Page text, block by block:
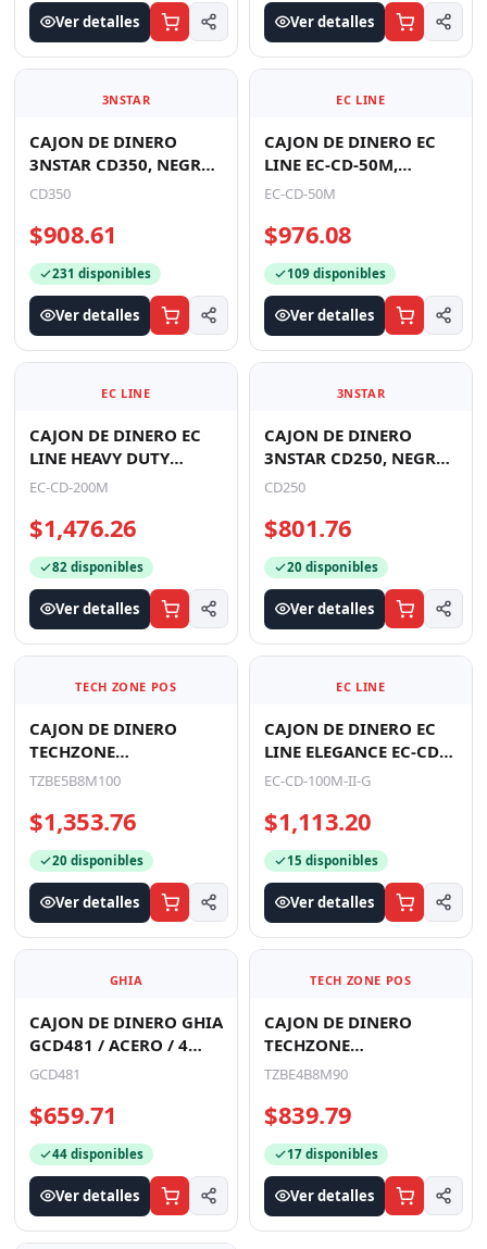
Ver detalles Ver detalles
3NSTAR
CAJON DE DINERO
3NSTAR CD350, NEGRO,
COMPARTIMIENTOS 5
RAN
CD350
$908.61
231 disponibles
Ver detalles
EC LINE
CAJON DE DINERO EC
LINE EC-CD-50M,
NEGRO,
BILLETES - 8 MONEDAS,
EC-CD-50M
$976.08
109 disponibles
Ver detalles
EC LINE
CAJON DE DINERO EC
LINE HEAVY DUTY
METALICO EC-CD-200M,
COMPARTIMENTOS 5
EC-CD-200M
$1,476.26
82 disponibles
Ver detalles
3NSTAR
CAJON DE DINERO
3NSTAR CD250, NEGRO,
COMPARTIMIENTOS 4
CD250
$801.76
20 disponibles
Ver detalles
TECH ZONE POS
CAJON DE DINERO
TECHZONE
TZBE5B8M100,
BILLETES, 8 MONEDAS,
TZBE5B8M100
$1,353.76
20 disponibles
Ver detalles
EC LINE
CAJON DE DINERO EC
LINE ELEGANCE EC-CD-
100M-II-G, NEGRO,
BILLE
EC-CD-100M-II-G
$1,113.20
15 disponibles
Ver detalles
GHIA
CAJON DE DINERO GHIA
GCD481 / ACERO / 4
BILLETES / 8 MONEDAS /
GCD481
$659.71
44 disponibles
Ver detalles
TECH ZONE POS
CAJON DE DINERO
TECHZONE
TZBE4B8M90,
BILLETES, 8 MONEDAS,
TZBE4B8M90
$839.79
17 disponibles
Ver detalles